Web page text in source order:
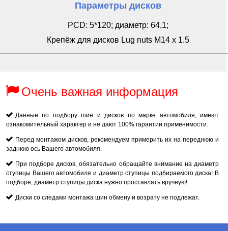
Параметры дисков
PCD: 5*120; диаметр: 64,1;
Крепёж для дисков Lug nuts M14 x 1.5
Очень важная информация
Данные по подбору шин и дисков по марке автомобиля, имеют
ознакомительный характер и не дают 100% гарантии применимости.
Перед монтажом дисков, рекомендуем примерить их на переднюю и
заднюю ось Вашего автомобиля.
При подборе дисков, обязательно обращайте внимание на диаметр
ступицы Вашего автомобиля и диаметр ступицы подбираемого диска! В
подборе, диаметр ступицы диска нужно проставлять вручную!
Диски со следами монтажа шин обмену и возрату не подлежат.